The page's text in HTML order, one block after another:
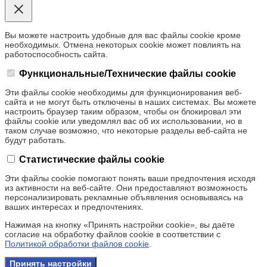
Вы можете настроить удобные для вас файлы cookie кроме
необходимых. Отмена некоторых cookie может повлиять на
работоспособность сайта.
Функциональные/Технические файлы cookie
Эти файлы cookie необходимы для функционирования веб-
сайта и не могут быть отключены в наших системах. Вы можете
настроить браузер таким образом, чтобы он блокировал эти
файлы cookie или уведомлял вас об их использовании, но в
таком случае возможно, что некоторые разделы веб-сайта не
будут работать.
Статистические файлы cookie
Эти файлы cookie помогают понять ваши предпочтения исходя
из активности на веб-сайте. Они предоставляют возможность
персонализировать рекламные объявления основываясь на
ваших интересах и предпочтениях.
Нажимая на кнопку «Принять настройки cookie», вы даёте
согласие на обработку файлов cookie в соответствии с
Политикой обработки файлов cookie.
Принять настройки